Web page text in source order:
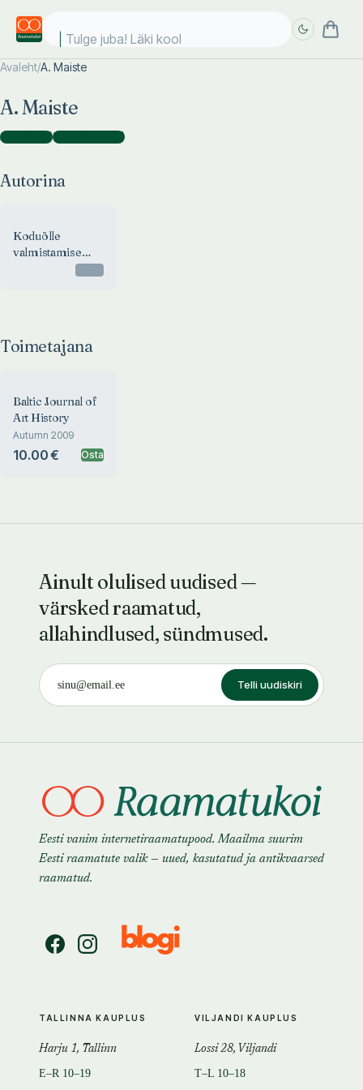
Tulge juba! Läki kooli
Avaleht/A. Maiste
A. Maiste
Autorina )Toimetajana )
Autorina
Koduõlle
valmistamise
Toimetajana
Baltic Journal of
Art History
Autumn 2009
10.00 € Osta
Ainult olulised uudised —
värsked raamatud,
allahindlused, sündmused.
Telli uudiskiri
Eesti vanim internetiraamatupood. Maailma suurim
Eesti raamatute valik — uued, kasutatud ja antikvaarsed
raamatud.
TALLINNA KAUPLUS
Harju 1, Tallinn
E–R 10–19
VILJANDI KAUPLUS
Lossi 28, Viljandi
T–L 10–18